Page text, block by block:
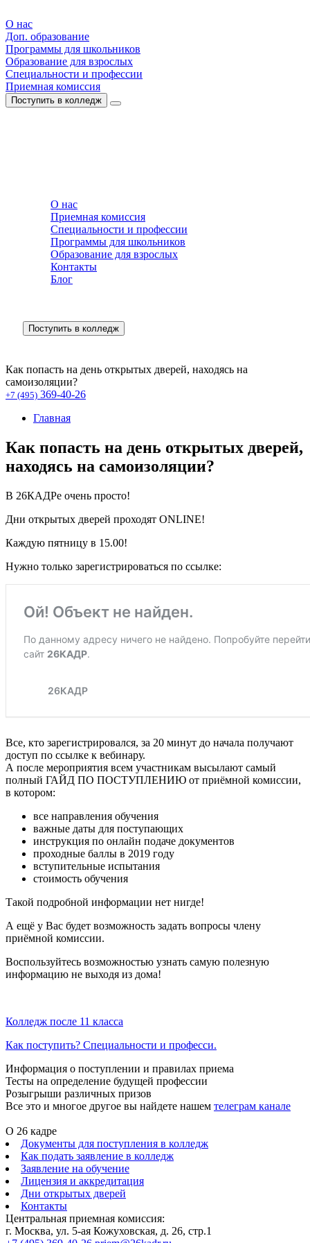
О нас
Доп. образование
Программы для школьников
Образование для взрослых
Специальности и профессии
Приемная комиссия
Поступить в колледж
О нас
Приемная комиссия
Специальности и профессии
Программы для школьников
Образование для взрослых
Контакты
Блог
Поступить в колледж
Как попасть на день открытых дверей, находясь на
самоизоляции?
+7 (495) 369-40-26
Главная
Как попасть на день открытых дверей,
находясь на самоизоляции?
В 26КАДРе очень просто!
Дни открытых дверей проходят ONLINE!
Каждую пятницу в 15.00!
Нужно только зарегистрироваться по ссылке:
Все, кто зарегистрировался, за 20 минут до начала получают
доступ по ссылке к вебинару.
А после мероприятия всем участникам высылают самый
полный ГАЙД ПО ПОСТУПЛЕНИЮ от приёмной комиссии,
в котором:
все направления обучения
важные даты для поступающих
инструкция по онлайн подаче документов
проходные баллы в 2019 году
вступительные испытания
стоимость обучения
Такой подробной информации нет нигде!
А ещё у Вас будет возможность задать вопросы члену
приёмной комиссии.
Воспользуйтесь возможностью узнать самую полезную
информацию не выходя из дома!
Колледж после 11 класса
Как поступить? Специальности и професси.
Информация о поступлении и правилах приема
Тесты на определение будущей профессии
Розыгрыши различных призов
Все это и многое другое вы найдете нашем телеграм канале
О 26 кадре
Документы для поступления в колледж
Как подать заявление в колледж
Заявление на обучение
Лицензия и аккредитация
Дни открытых дверей
Контакты
Центральная приемная комиссия:
г. Москва, ул. 5-ая Кожуховская, д. 26, стр.1